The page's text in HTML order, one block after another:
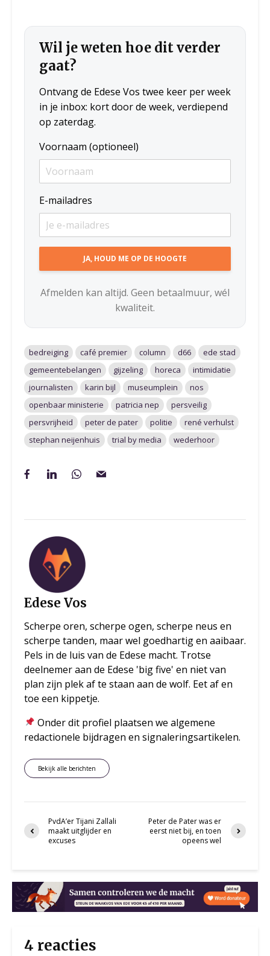
Wil je weten hoe dit verder
gaat?
Ontvang de Edese Vos twee keer per week
in je inbox: kort door de week, verdiepend
op zaterdag.
Voornaam (optioneel)
E-mailadres
Afmelden kan altijd. Geen betaalmuur, wél
kwaliteit.
bedreiging café premier column d66
ede stad
gemeentebelangen
gijzeling horeca
intimidatie
journalisten
karin bijl museumplein
nos
openbaar ministerie
patricia nep
persveilig
persvrijheid
peter de pater politie
rené verhulst
stephan neijenhuis
trial by media wederhoor
Edese Vos
Scherpe oren, scherpe ogen, scherpe neus en
scherpe tanden, maar wel goedhartig en aaibaar.
Pels in de luis van de Edese macht. Trotse
deelnemer aan de Edese 'big five' en niet van
plan zijn plek af te staan aan de wolf. Eet af en
toe een kippetje.
Onder dit profiel plaatsen we algemene
redactionele bijdragen en signaleringsartikelen.
Bekijk alle berichten
PvdA’er Tijani Zallali
maakt uitglijder en
excuses
Peter de Pater was er
eerst niet bij, en toen
opeens wel
4 reacties